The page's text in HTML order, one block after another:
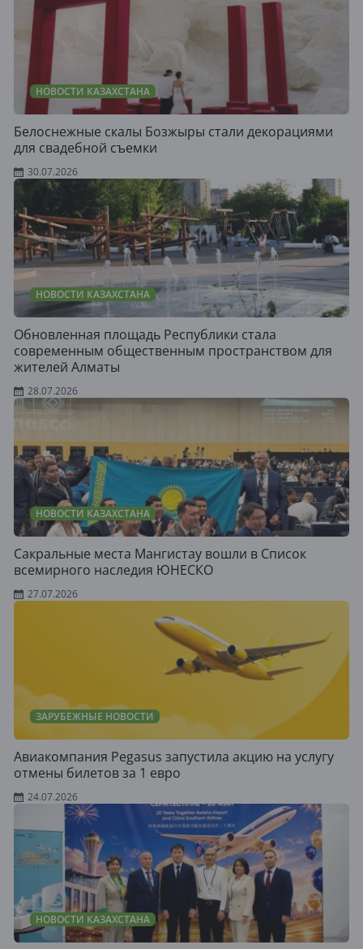
НОВОСТИ КАЗАХСТАНА
Белоснежные скалы Бозжыры стали декорациями
для свадебной съемки
30.07.2026
НОВОСТИ КАЗАХСТАНА
Обновленная площадь Республики стала
современным общественным пространством для
жителей Алматы
28.07.2026
НОВОСТИ КАЗАХСТАНА
Сакральные места Мангистау вошли в Список
всемирного наследия ЮНЕСКО
27.07.2026
ЗАРУБЕЖНЫЕ НОВОСТИ
Авиакомпания Pegasus запустила акцию на услугу
отмены билетов за 1 евро
24.07.2026
НОВОСТИ КАЗАХСТАНА